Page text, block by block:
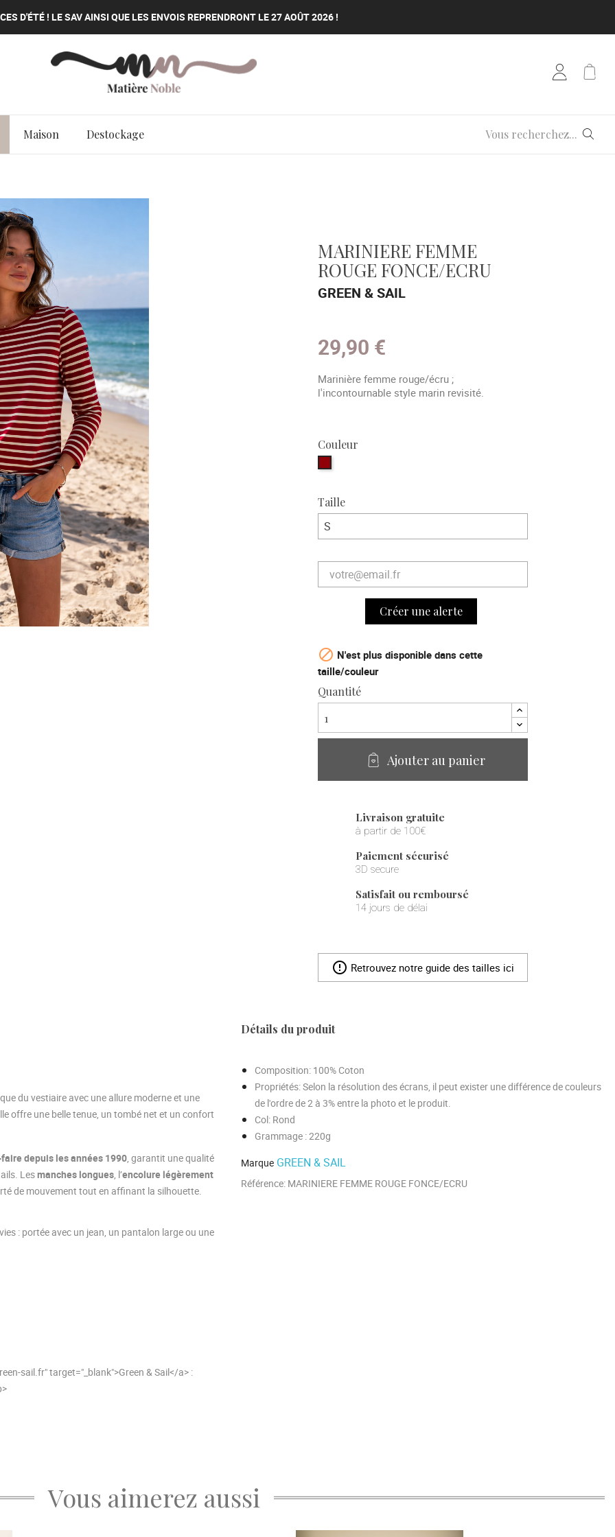
D'ÉTÉ ! LE SAV AINSI QUE LES ENVOIS REPRENDRONT LE 27 AOÛT 2026 !
D'ÉTÉ ! LE SAV AINSI QUE LES ENVOIS REPRENDRONT LE 27 AOÛT 2026 !
Maison Destockage
MARINIERE FEMME
ROUGE FONCE/ECRU
GREEN & SAIL
29,90 €
Marinière femme rouge/écru ;
l'incontournable style marin revisité.
Couleur
Taille
Créer une alerte
 N'est plus disponible dans cette
taille/couleur
Quantité
Ajouter au panier
Livraison gratuite
à partir de 100€
Paiement sécurisé
3D secure
Satisfait ou remboursé
14 jours de délai
error_outline Retrouvez notre guide des tailles ici
du vestiaire avec une allure moderne et une
offre une belle tenue, un tombé net et un confort
depuis les années 1990, garantit une qualité
Lesmanches longues, l’encolure légèrement
de mouvement tout en affinant la silhouette.
: portée avec un jean, un pantalon large ou une
sail.fr" target="_blank">Green & Sail</a> :
Détails du produit
Composition: 100% Coton
Propriétés: Selon la résolution des écrans, il peut exister une différence de couleurs
de l'ordre de 2 à 3% entre la photo et le produit.
Col: Rond
Grammage : 220g
Marque GREEN & SAIL
Référence: MARINIERE FEMME ROUGE FONCE/ECRU
Vous aimerez aussi